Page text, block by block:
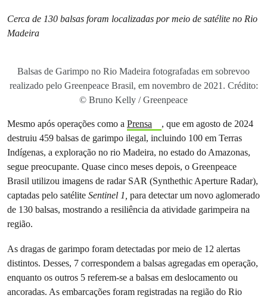
Cerca de 130 balsas foram localizadas por meio de satélite no Rio
Madeira
Balsas de Garimpo no Rio Madeira fotografadas em sobrevoo
realizado pelo Greenpeace Brasil, em novembro de 2021. Crédito:
© Bruno Kelly / Greenpeace
Mesmo após operações como a Prensa
, que em agosto de 2024
destruiu 459 balsas de garimpo ilegal, incluindo 100 em Terras
Indígenas, a exploração no rio Madeira, no estado do Amazonas,
segue preocupante. Quase cinco meses depois, o Greenpeace
Brasil utilizou imagens de radar SAR (Synthethic Aperture Radar),
captadas pelo satélite Sentinel 1, para detectar um novo aglomerado
de 130 balsas, mostrando a resiliência da atividade garimpeira na
região.
As dragas de garimpo foram detectadas por meio de 12 alertas
distintos. Desses, 7 correspondem a balsas agregadas em operação,
enquanto os outros 5 referem-se a balsas em deslocamento ou
ancoradas. As embarcações foram registradas na região do Rio